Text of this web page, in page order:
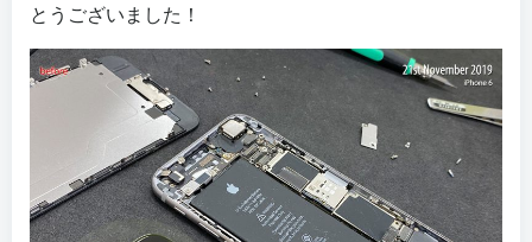
とうございました！